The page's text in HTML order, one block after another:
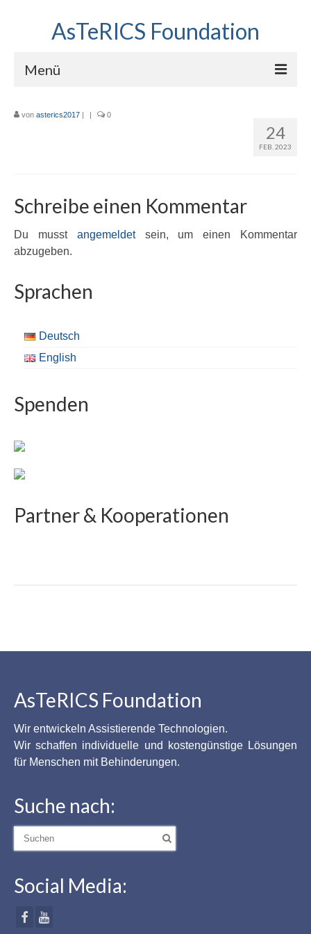
AsTeRICS Foundation
Menü
24
FEB. 2023
von asterics2017 | | 0
Schreibe einen Kommentar
Du musst angemeldetsein, um einen Kommentar
abzugeben.
Sprachen
Deutsch
English
Spenden
Partner & Kooperationen
AsTeRICS Foundation
Wir entwickeln Assistierende Technologien.
Wir schaffen individuelle und kostengünstige Lösungen
für Menschen mit Behinderungen.
Suche nach:
Suche
Social Media: